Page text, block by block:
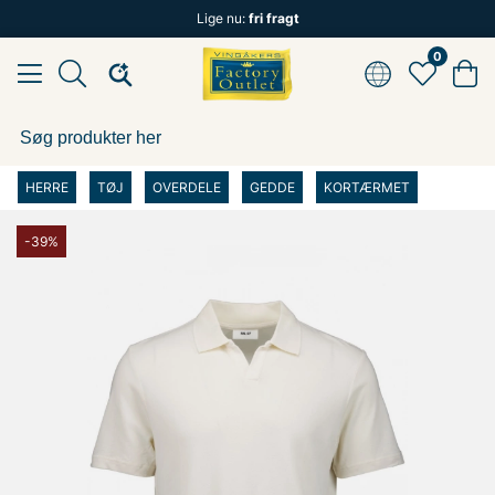
Lige nu: fri fragt
0
HERRE TØJ OVERDELE GEDDE KORTÆRMET
-39%